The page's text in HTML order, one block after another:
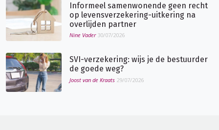
Informeel samenwonende geen recht
op levensverzekering-uitkering na
overlijden partner
Nine Vader 30/07/2026
SVI-verzekering: wijs je de bestuurder
de goede weg?
Joost van de Kraats 29/07/2026